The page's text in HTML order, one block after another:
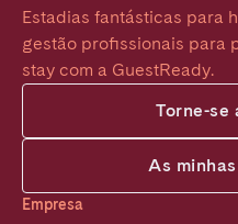
Estadias fantásticas para
gestão profissionais para
stay com a GuestReady.
Torne-se
As
Empresa